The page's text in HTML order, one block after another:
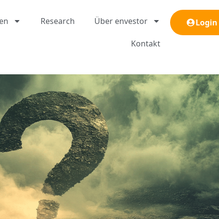
Research Über envestor
Kontakt
Login